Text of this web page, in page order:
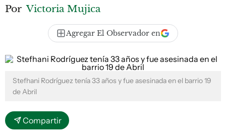
Por Victoria Mujica
Agregar El Observador en
Stefhani Rodríguez tenía 33 años y fue asesinada en el barrio 19
de Abril
Compartir